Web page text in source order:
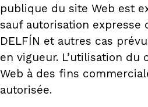
publique du site Web est
sauf autorisation expresse
DELFÍN et autres cas
en vigueur. L’utilisation du
Web à des fins
autorisée.